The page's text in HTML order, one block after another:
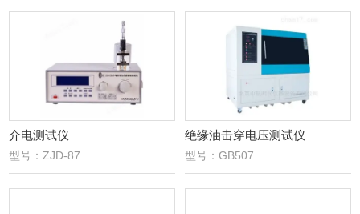
介电测试仪
型号：ZJD-87
绝缘油击穿电压测试仪
型号：GB507